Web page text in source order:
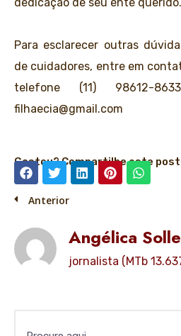
Para esclarecer outras
de cuidadores, entre em
telefone (11) 98612-
filhaecia@gmail.com
Gostou? Compartilhe este
Anterior
Angélica
jornalista (MTb